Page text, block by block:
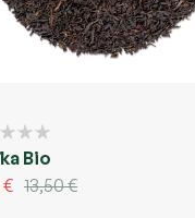
Bio
13,50€
€